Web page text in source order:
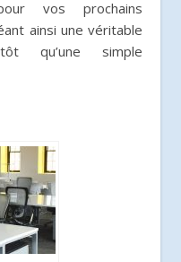
vos prochains
ainsi une véritable
qu’une simple